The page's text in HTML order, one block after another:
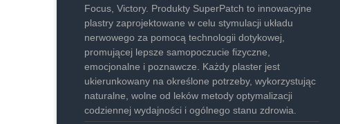
Focus, Victory. Produkty SuperPatch to innowacyjne
plastry zaprojektowane w celu stymulacji układu
nerwowego za pomocą technologii dotykowej,
promującej lepsze samopoczucie fizyczne,
emocjonalne i poznawcze. Każdy plaster jest
ukierunkowany na określone potrzeby, wykorzystując
naturalne, wolne od leków metody optymalizacji
codziennej wydajności i ogólnego stanu zdrowia.